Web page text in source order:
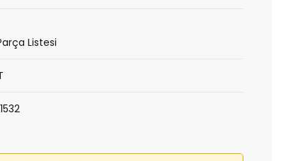
Listesi